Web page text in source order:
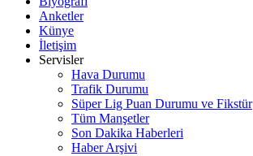
Anketler
Künye
İletişim
Servisler
Hava Durumu
Trafik Durumu
Süper Lig Puan Durumu ve Fikstür
Tüm Manşetler
Son Dakika Haberleri
Haber Arşivi